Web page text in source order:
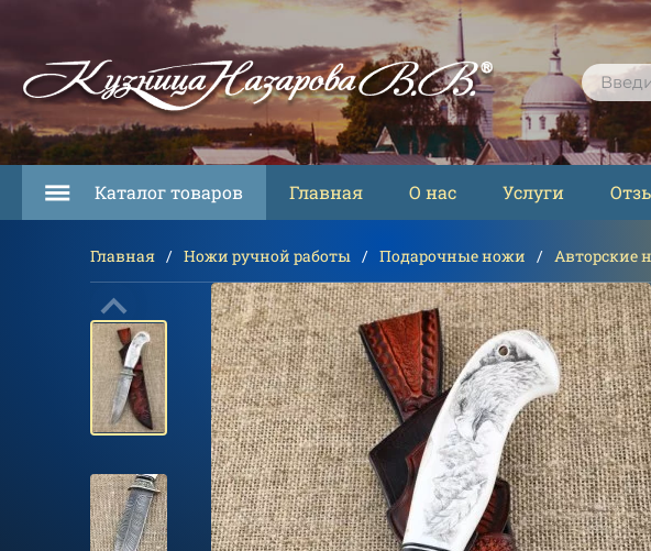
Каталог товаров Главная О нас Услуги
Главная Ножи ручной работы Подарочные ножи Авторские